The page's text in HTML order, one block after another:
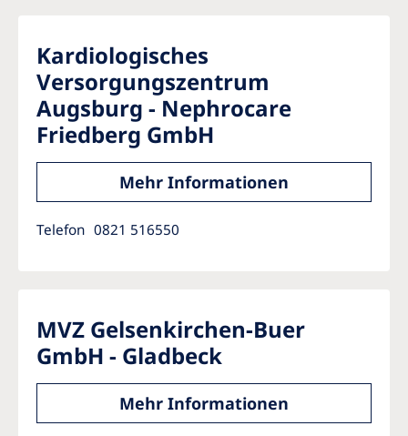
Kardiologisches
Versorgungszentrum
Augsburg - Nephrocare
Friedberg GmbH
Mehr Informationen
Telefon 0821 516550
MVZ Gelsenkirchen-Buer
GmbH - Gladbeck
Mehr Informationen